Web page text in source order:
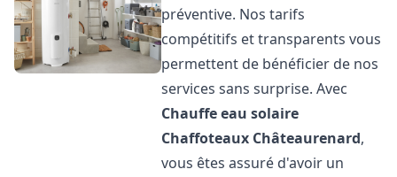
préventive. Nos tarifs
compétitifs et transparents vous
permettent de bénéficier de nos
services sans surprise. Avec
Chauffe eau solaire
Chaffoteaux Châteaurenard,
vous êtes assuré d'avoir un